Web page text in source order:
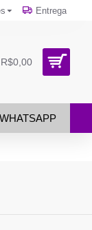
Entrega
WHATSAPP